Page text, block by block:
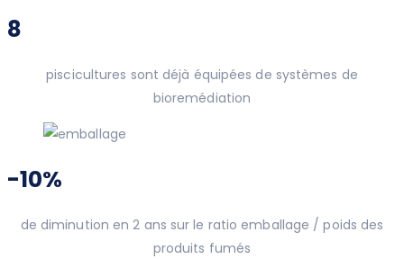
8
piscicultures sont déjà équipées de systèmes de
bioremédiation
-10%
de diminution en 2 ans sur le ratio emballage / poids des
produits fumés